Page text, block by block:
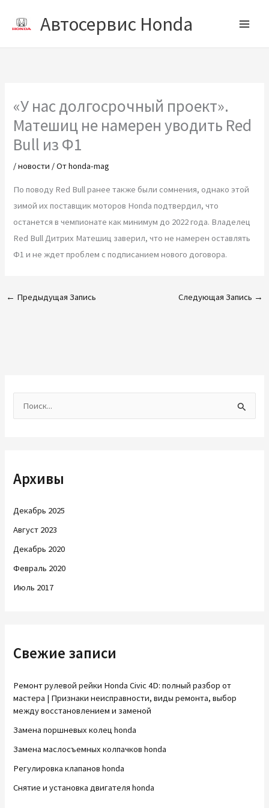
Автосервис Honda
«У нас долгосрочный проект».
Матешиц не намерен уводить Red
Bull из Ф1
/новости / Отhonda-mag
По поводу Red Bull ранее также были сомнения, однако этой
зимой их поставщик моторов Honda подтвердил, что
останется в чемпионате как минимум до 2022 года. Владелец
Red Bull Дитрих Матешиц заверил, что не намерен оставлять
Ф1 и не ждет проблем с подписанием нового договора.
← Предыдущая Запись Следующая Запись →
к
Архивы
Декабрь 2025
Август 2023
Декабрь 2020
Февраль 2020
Июль 2017
Свежие записи
Ремонт рулевой рейки Honda Civic 4D: полный разбор от
мастера | Признаки неисправности, виды ремонта, выбор
между восстановлением и заменой
Замена поршневых колец honda
Замена маслосъемных колпачков honda
Регулировка клапанов honda
Снятие и установка двигателя honda